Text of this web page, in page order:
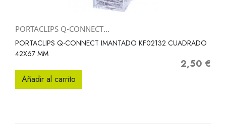
PORTACLIPS Q-CONNECT...
PORTACLIPS Q-CONNECT IMANTADO KF02132 CUADRADO
42X67 MM
Precio
2,50 €
Añadir al carrito